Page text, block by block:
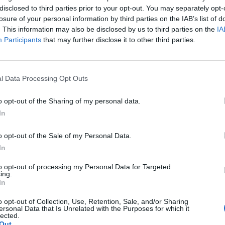
to third parties prior to your opt-out. You may separately
of your personal information by third parties on the IAB’s list of
This information may also be disclosed by us to third parties on the
Participants that may further disclose it to other third parties.
Data Processing Opt Outs
opt-out of the Sharing of my personal data.
opt-out of the Sale of my Personal Data.
opt-out of processing my Personal Data for Targeted
opt-out of Collection, Use, Retention, Sale, and/or Sharing
Data that Is Unrelated with the Purposes for which it
értéke, amelyeket egy százéves angol
szolgálat (NHS) számára az új koronavírus okozta
jókora kertjét. Ennek fejében azt kérte, hogy aki teheti,
portfolio.hu hírarchívumához tartozik, melynek olvasása
tartalmazza:
cikkarchívum
elmúlt 2 év napon belüli